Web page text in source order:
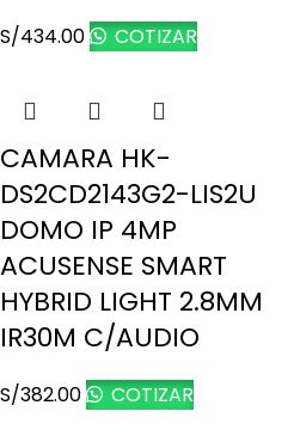
S/434.00 COTIZAR
CAMARA HK-
DS2CD2143G2-LIS2U
DOMO IP 4MP
ACUSENSE SMART
HYBRID LIGHT 2.8MM
IR30M C/AUDIO
S/382.00 COTIZAR